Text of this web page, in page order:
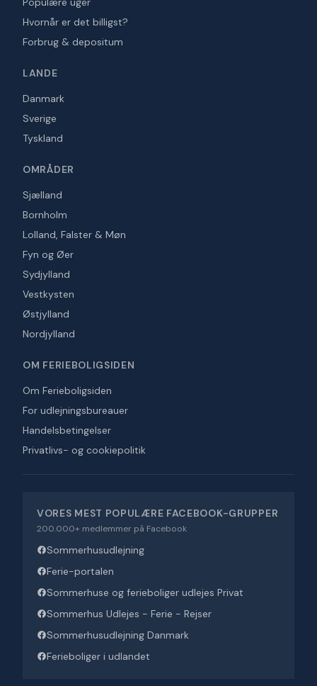
Hvornår er det billigst?
Forbrug & depositum
LANDE
Danmark
Sverige
Tyskland
OMRÅDER
Sjælland
Bornholm
Lolland, Falster & Møn
Fyn og Øer
Sydjylland
Vestkysten
Østjylland
Nordjylland
OM FERIEBOLIGSIDEN
Om Ferieboligsiden
For udlejningsbureauer
Handelsbetingelser
Privatlivs- og cookiepolitik
VORES MEST POPULÆRE FACEBOOK-GRUPPER
200.000+ medlemmer på Facebook
Sommerhusudlejning
Ferie-portalen
Sommerhuse og ferieboliger udlejes Privat
Sommerhus Udlejes - Ferie - Rejser
Sommerhusudlejning Danmark
Ferieboliger i udlandet